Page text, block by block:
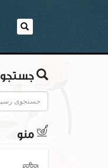
جستجو
منو